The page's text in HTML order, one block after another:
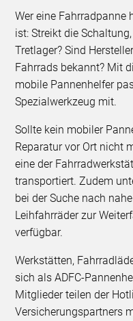
Wer eine Fahrradpanne
ist: Streikt die
Tretlager? Sind
Fahrrads bekannt? Mit
mobile Pannenhelfer
Spezialwerkzeug mit.
Sollte kein mobiler
Reparatur vor Ort nicht
eine der
transportiert. Zudem
bei der Suche nach
Leihfahrräder zur
verfügbar.
Werkstätten,
sich als ADFC-
Mitglieder teilen der
Versicherungspartners